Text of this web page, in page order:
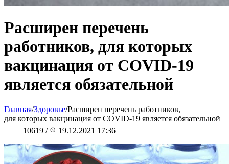
Расширен перечень
работников, для которых
вакцинация от COVID-19
является обязательной
Главная/Здоровье/Расширен перечень работников,
для которых вакцинация от COVID-19 является обязательной
10619 / 19.12.2021 17:36